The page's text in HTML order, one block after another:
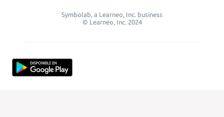
Symbolab, a Learneo, Inc. business
© Learneo, Inc. 2024